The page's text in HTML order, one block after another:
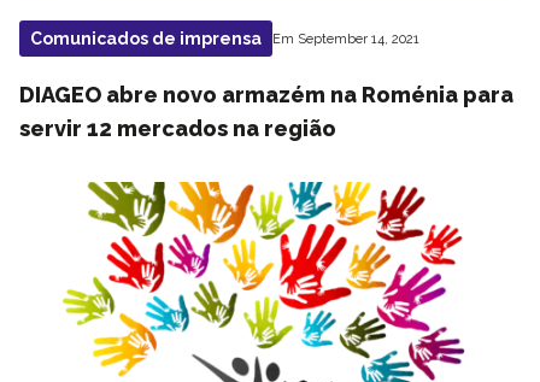
Comunicados de imprensa Em September 14, 2021
DIAGEO abre novo armazém na Roménia para
servir 12 mercados na região